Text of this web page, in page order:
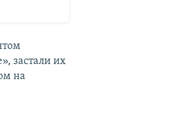
застали их
на